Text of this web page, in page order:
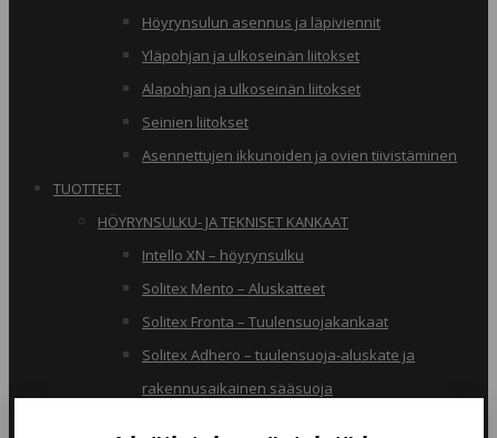
Höyrynsulun asennus ja läpiviennit
Yläpohjan ja ulkoseinän liitokset
Alapohjan ja ulkoseinän liitokset
Seinien liitokset
Asennettujen ikkunoiden ja ovien tiivistäminen
TUOTTEET
HÖYRYNSULKU- JA TEKNISET KANKAAT
Intello XN – höyrynsulku
Solitex Mento – Aluskatteet
Solitex Fronta – Tuulensuojakankaat
Solitex Adhero – tuulensuoja-aluskate ja
rakennusaikainen sääsuoja